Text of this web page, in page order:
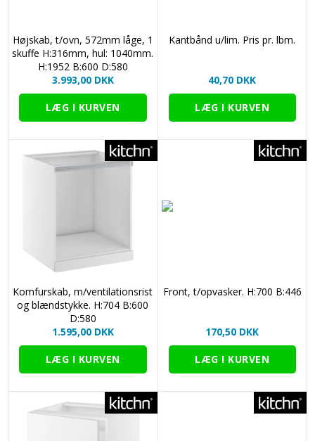
Højskab, t/ovn, 572mm låge, 1
skuffe H:316mm, hul: 1040mm.
H:1952 B:600 D:580
3.993,00 DKK
Kantbånd u/lim. Pris pr. lbm.
40,70 DKK
Komfurskab, m/ventilationsrist
og blændstykke. H:704 B:600
D:580
1.595,00 DKK
Front, t/opvasker. H:700 B:446
170,50 DKK